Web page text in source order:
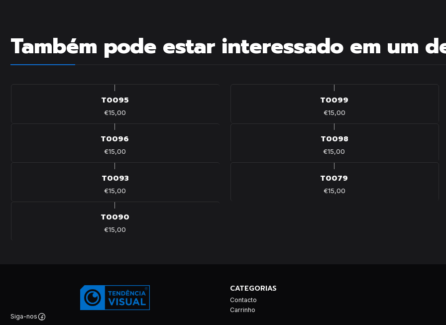
Também pode estar interessado em um
T0095
€15,00
T0099
€15,00
T0096
€15,00
T0098
€15,00
T0093
€15,00
T0079
€15,00
T0090
€15,00
Siga-nos
CATEGORIAS
Contacto
Carrinho